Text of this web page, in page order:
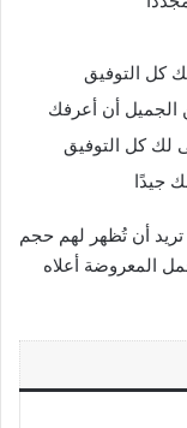
كل التوفيق
الجميل أن أعرفك
لك كل التوفيق
جيدًا
أن تُظهر لهم حجم
المعروضة أعلاه